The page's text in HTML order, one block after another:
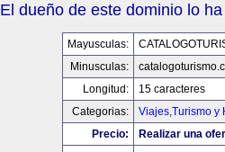
El dueño de este dominio lo
Mayusculas:
Minusculas:
Longitud:
15 caracteres
Categorias:
Viajes,Turismo y
Precio:
Realizar una